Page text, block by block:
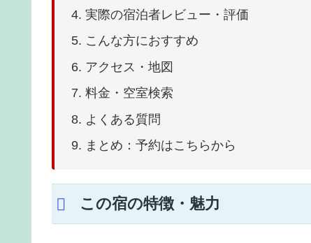
実際の宿泊者レビュー・評価
こんな方におすすめ
アクセス・地図
料金・空室検索
よくある質問
まとめ：予約はこちらから
この宿の特徴・魅力